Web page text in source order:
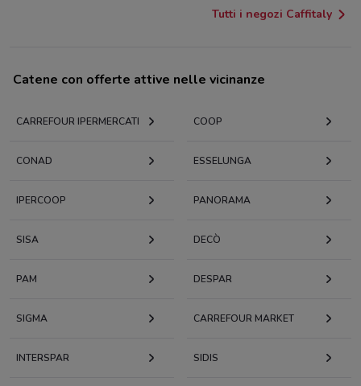
Tutti i negozi Caffitaly
Catene con offerte attive nelle vicinanze
CARREFOUR IPERMERCATI COOP
CONAD ESSELUNGA
IPERCOOP PANORAMA
SISA DECÒ
PAM DESPAR
SIGMA CARREFOUR MARKET
INTERSPAR SIDIS